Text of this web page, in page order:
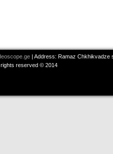
| Address: Ramaz Chkhikvadze
rights reserved © 2014